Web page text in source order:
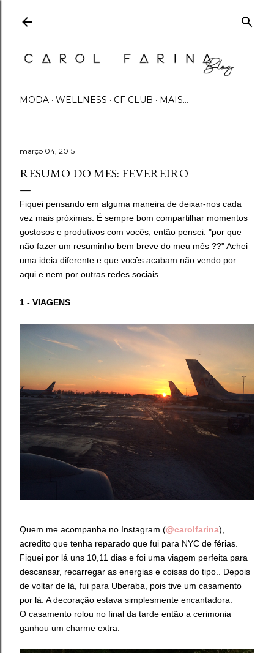
MODA WELLNESS CF CLUB MAIS…
março 04, 2015
RESUMO DO MES: FEVEREIRO
Fiquei pensando em alguma maneira de deixar-nos cada
vez mais próximas. É sempre bom compartilhar momentos
gostosos e produtivos com vocês, então pensei: "por que
não fazer um resuminho bem breve do meu mês ??" Achei
uma ideia diferente e que vocês acabam não vendo por
aqui e nem por outras redes sociais.
1 - VIAGENS
Quem me acompanha no Instagram (@carolfarina),
acredito que tenha reparado que fui para NYC de férias.
Fiquei por lá uns 10,11 dias e foi uma viagem perfeita para
descansar, recarregar as energias e coisas do tipo.. Depois
de voltar de lá, fui para Uberaba, pois tive um casamento
por lá. A decoração estava simplesmente encantadora.
O casamento rolou no final da tarde então a cerimonia
ganhou um charme extra.